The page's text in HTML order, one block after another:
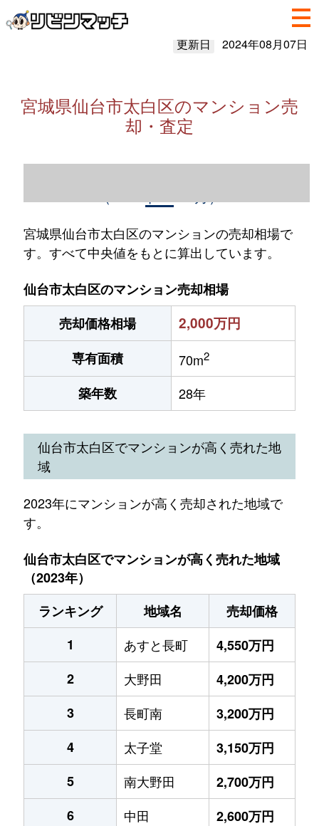
更新日 2024年08月07日
宮城県仙台市太白区のマンション売
却・査定
宮城県仙台市太白区のマンションの売却相場で
す。すべて中央値をもとに算出しています。
仙台市太白区のマンション売却相場
売却価格相場
2,000万円
専有面積 70m2
築年数 28年
仙台市太白区でマンションが高く売れた地
域
2023年にマンションが高く売却された地域で
す。
仙台市太白区でマンションが高く売れた地域
（2023年）
ランキング
地域名
売却価格
1
あすと長町
4,550万円
2
大野田
4,200万円
3
長町南
3,200万円
4
太子堂
3,150万円
5
南大野田
2,700万円
6
中田
2,600万円